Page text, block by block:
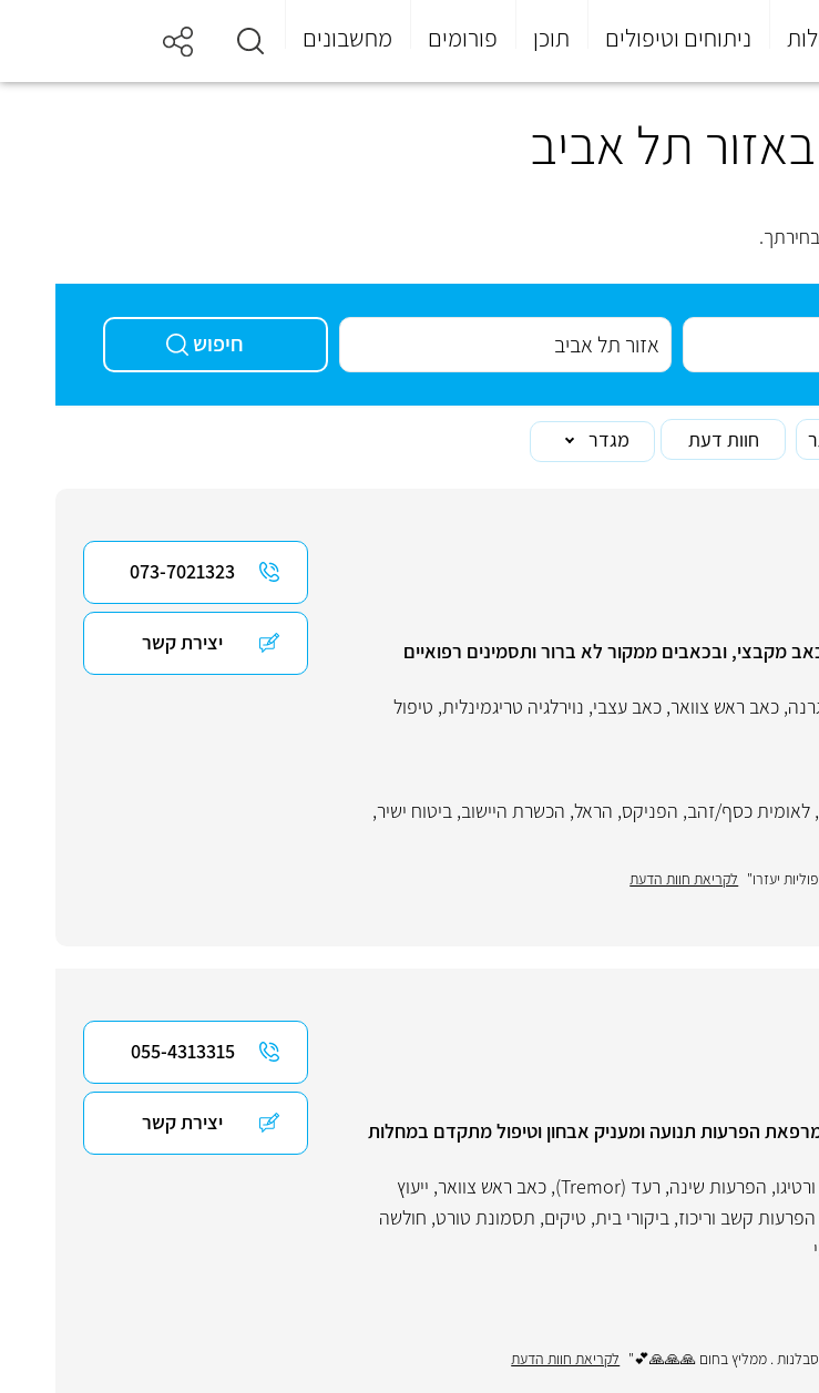
ניתוחים וטיפולים תוכן פורומים מחשבונים
תל אביב
חיפוש
חוות דעת מגדר
מקבצי, ובכאבים ממקור לא ברור ותסמינים רפואיים
, כאב ראש צוואר, כאב עצבי, נוירלגיה טריגמינלית, טיפול
, לאומית כסף/זהב, הפניקס, הראל, הכשרת היישוב, ביטוח ישיר,
יעזרו" לקריאת חוות הדעת
073-7021323
יצירת קשר
הפרעות תנועה ומעניק אבחון וטיפול מתקדם במחלות
ורטיגו, הפרעות שינה, רעד (Tremor) , כאב ראש צוואר, ייעוץ
הפרעות קשב וריכוז, ביקורי בית, טיקים, תסמונת טורט, חולשה
. ממליץ בחום 🙏🙏🙏💕" לקריאת חוות הדעת
055-4313315
יצירת קשר